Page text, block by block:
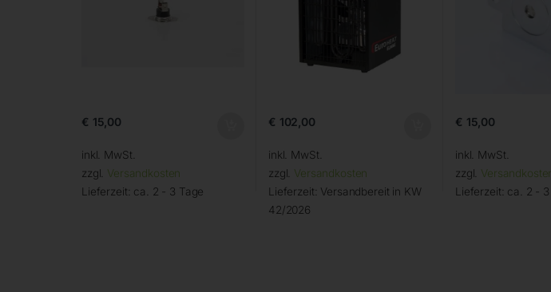
€ 15,00
inkl. MwSt.
zzgl. Versandkosten
Lieferzeit: ca. 2 - 3 Tage
€ 102,00
inkl. MwSt.
zzgl. Versandkosten
Lieferzeit: Versandbereit in KW
42/2026
€ 15,00
inkl. MwSt.
zzgl.
Lieferzeit: ca. 2 - 3